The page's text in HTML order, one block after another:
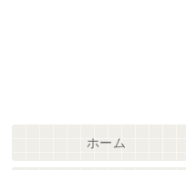
ホーム